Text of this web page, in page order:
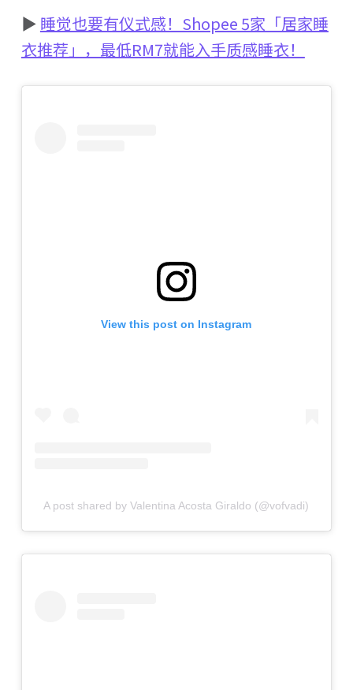
▶ 睡觉也要有仪式感！Shopee 5家「居家睡
衣推荐」，最低RM7就能入手质感睡衣！
View this post on Instagram
A post shared by Valentina Acosta Giraldo (@vofvadi)